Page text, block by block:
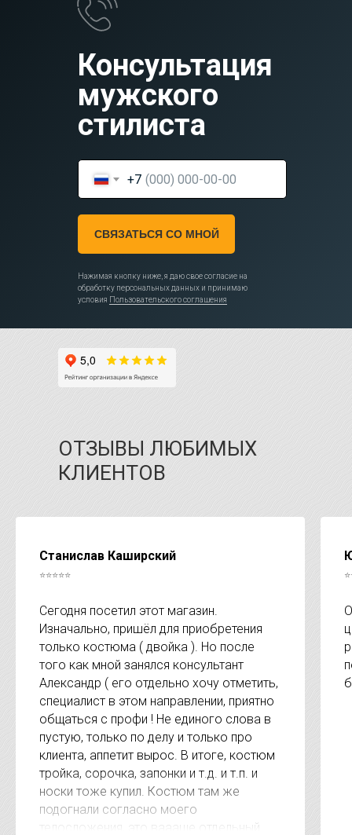
Консультация
мужского
стилиста
+7
СВЯЗАТЬСЯ СО МНОЙ
Нажимая кнопку ниже, я даю свое согласие на
обработку персональных данных и принимаю
условия Пользовательского соглашения
ОТЗЫВЫ ЛЮБИМЫХ
КЛИЕНТОВ
Станислав Каширский
⭐⭐⭐⭐⭐
Сегодня посетил этот магазин.
Изначально, пришёл для приобретения
только костюма ( двойка ). Но после
того как мной занялся консультант
Александр ( его отдельно хочу отметить,
специалист в этом направлении, приятно
общаться с профи ! Не единого слова в
пустую, только по делу и только про
клиента, аппетит вырос. В итоге, костюм
тройка, сорочка, запонки и т.д. и т.п. и
носки тоже купил. Костюм там же
подогнали согласно моего
телосложения, это ваааще отдельный